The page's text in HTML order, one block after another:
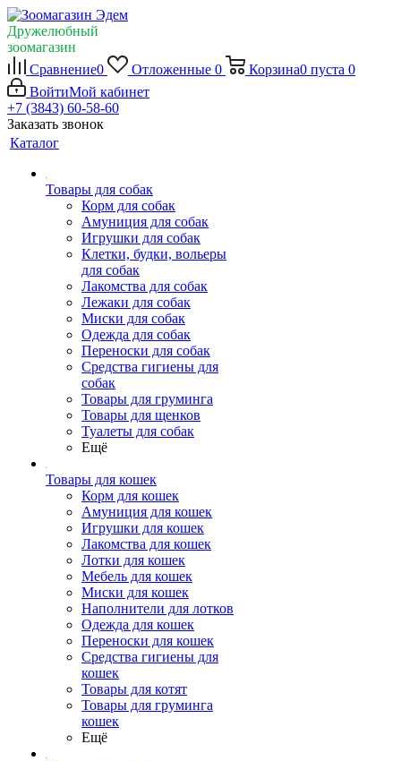
Дружелюбный
зоомагазин
Сравнение0 Отложенные 0 Корзина0 пуста 0
ВойтиМой кабинет
+7 (3843) 60-58-60
Заказать звонок
Каталог
Товары для собак
Корм для собак
Амуниция для собак
Игрушки для собак
Клетки, будки, вольеры
для собак
Лакомства для собак
Лежаки для собак
Миски для собак
Одежда для собак
Переноски для собак
Средства гигиены для
собак
Товары для груминга
Товары для щенков
Туалеты для собак
Ещё
Товары для кошек
Корм для кошек
Амуниция для кошек
Игрушки для кошек
Лакомства для кошек
Лотки для кошек
Мебель для кошек
Миски для кошек
Наполнители для лотков
Одежда для кошек
Переноски для кошек
Средства гигиены для
кошек
Товары для котят
Товары для груминга
кошек
Ещё